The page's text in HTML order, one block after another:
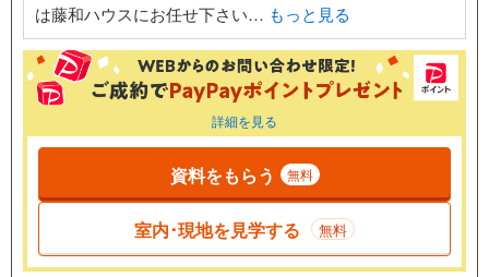
は藤和ハウスにお任せ下さい… もっと見る
詳細を見る
資料をもらう 無料
室内･現地を見学する 無料